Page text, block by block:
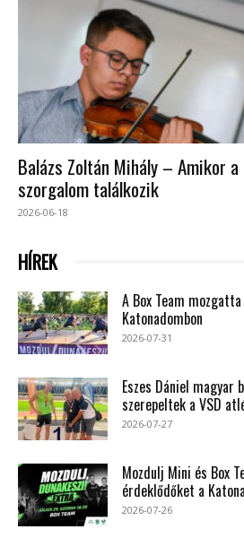
Balázs Zoltán Mihály – Amikor
szorgalom találkozik
2026-06-18
HÍREK
A Box Team
Katonadombon
2026-07-31
Eszes Dániel magyar
szerepeltek a VSD
2026-07-27
Mozdulj Mini és Box
érdeklődőket a
2026-07-26